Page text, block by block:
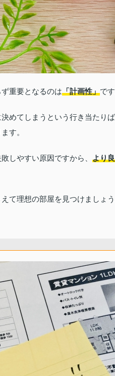
重要となるのは「計画性」です
めてしまうという行き当たり
す。
しやすい原因ですから、 より
て理想の部屋を見つけましょう